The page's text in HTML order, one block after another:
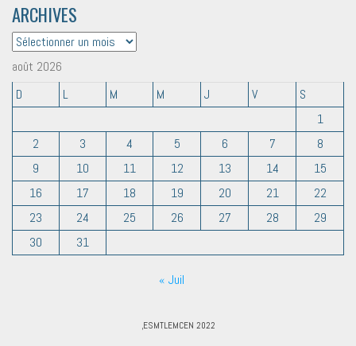
ARCHIVES
ARCHIVES
août 2026
D
L M M J V
S
1
2
3 4 5 6 7
8
9
10 11 12 13 14
15
16
17 18 19 20 21
22
23
24 25 26 27 28
29
30
31
« Juil
,ESMTLEMCEN 2022